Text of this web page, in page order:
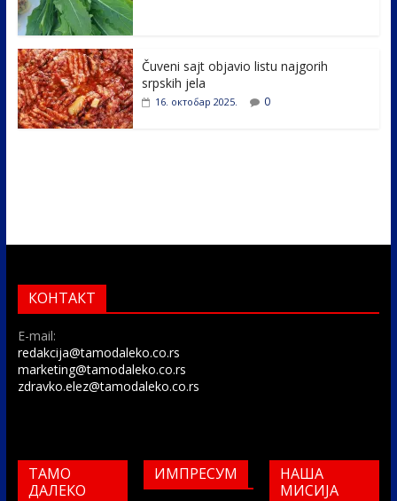
Čuveni sajt objavio listu najgorih
srpskih jela
16. октобар 2025. 0
КОНТАКТ
E-mail:
redakcija@tamodaleko.co.rs
marketing@tamodaleko.co.rs
zdravko.elez@tamodaleko.co.rs
ТАМО
ДАЛЕКО
ИМПРЕСУМ
НАША
МИСИЈА